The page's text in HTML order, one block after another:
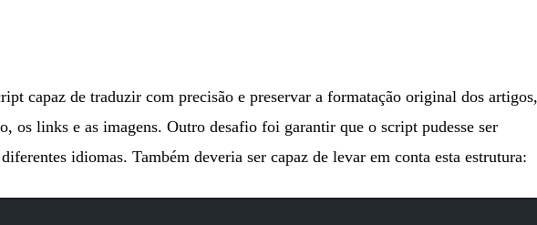
capaz de traduzir com precisão e preservar a formatação original dos artigos,
os links e as imagens. Outro desafio foi garantir que o script pudesse ser
idiomas. Também deveria ser capaz de levar em conta esta estrutura: